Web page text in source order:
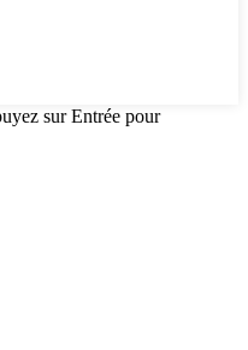
sur Entrée pour